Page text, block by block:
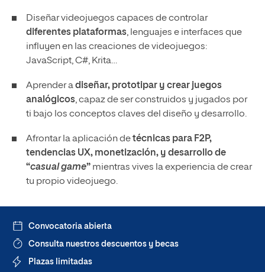
Diseñar videojuegos capaces de controlar
diferentes plataformas, lenguajes e interfaces que
influyen en las creaciones de videojuegos:
JavaScript, C#, Krita…
Aprender adiseñar, prototipar y crear juegos
analógicos, capaz de ser construidos y jugados por
ti bajo los conceptos claves del diseño y desarrollo.
Afrontar la aplicación detécnicas para F2P,
tendencias UX, monetización, y desarrollo de
“casual game” mientras vives la experiencia de crear
tu propio videojuego.
Convocatoria abierta
Consulta nuestros descuentos y becas
Plazas limitadas